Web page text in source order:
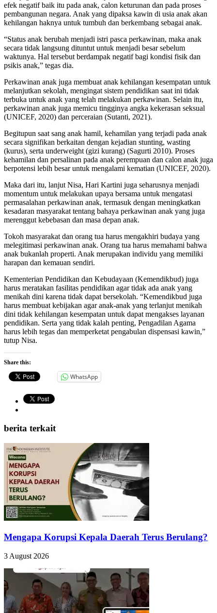
efek negatif baik itu pada anak, calon keturunan dan pada proses
pembangunan negara. Anak yang dipaksa kawin di usia anak akan
kehilangan haknya untuk tumbuh dan berkembang sebagai anak.
“Status anak berubah menjadi istri pasca perkawinan, maka anak
secara tidak langsung dituntut untuk menjadi besar sebelum
waktunya. Hal tersebut berdampak negatif bagi kondisi fisik dan
psikis anak,” tegas dia.
Perkawinan anak juga membuat anak kehilangan kesempatan untuk
melanjutkan sekolah, mengingat sistem pendidikan saat ini tidak
terbuka untuk anak yang telah melakukan perkawinan. Selain itu,
perkawinan anak juga memicu tingginya angka kekerasan seksual
(UNICEF, 2020) dan perceraian (Sutanti, 2021).
Begitupun saat sang anak hamil, kehamilan yang terjadi pada anak
secara signifikan berkaitan dengan kejadian stunting, wasting
(kurus), serta underweight (gizi kurang) (Sagurti 2010). Proses
kehamilan dan persalinan pada anak perempuan dan calon anak juga
berpotensi lebih besar untuk mengalami kematian (UNICEF, 2020).
Maka dari itu, lanjut Nisa, Hari Kartini juga seharusnya menjadi
momentum untuk melakukan upaya bersama untuk mengatasi
permasalahan perkawinan anak, termasuk dengan meningkatkan
kesadaran masyarakat tentang bahaya perkawinan anak yang juga
merenggut kebebasan dan masa depan anak.
Tokoh masyarakat dan orang tua harus mengakhiri budaya yang
melegitimasi perkawinan anak. Orang tua harus memahami bahwa
anak bukanlah properti. Anak merupakan individu yang memiliki
harapan dan kemauan sendiri.
Kementerian Pendidikan dan Kebudayaan (Kemendikbud) juga
harus meratakan fasilitas pendidikan agar tidak ada anak yang
menikah dini karena tidak dapat bersekolah. “Kemendikbud juga
harus membuat kebijakan agar anak-anak yang terlanjut menikah
dini tidak kehilangan kesempatan untuk dapat mengakses layanan
pendidikan. Serta yang tidak kalah penting, Pengadilan Agama
harus lebih tegas dan memperketat pengabulan dispensasi kawin,”
tutup Nisa.
Share this:
WhatsApp
berita terkait
Mengapa Korupsi Kepala Daerah Terus Berulang?
3 August 2026